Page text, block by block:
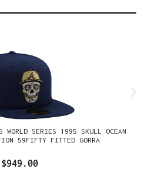
WORLD SERIES 1995 SKULL OCEAN
59FIFTY FITTED GORRA
$949.00